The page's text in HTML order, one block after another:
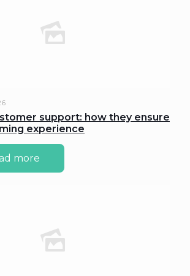
support: how they ensure
experience
more